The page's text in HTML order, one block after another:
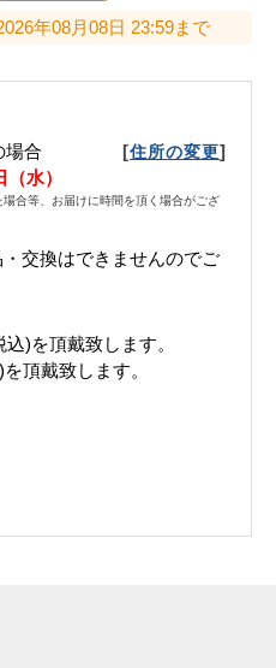
年08月08日 23:59まで
場合 [住所の変更]
水）
合等、お届けに時間を頂く場合がござ
交換はできませんのでご
込)を頂戴致します。
頂戴致します。